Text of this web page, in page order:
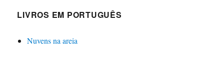
LIVROS EM PORTUGUÊS
Nuvens na areia